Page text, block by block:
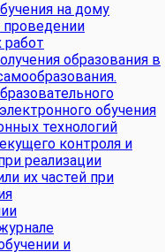
на дому
проведении
работ
образования в
обучения
технологий
контроля и
реализации
их частей при
и